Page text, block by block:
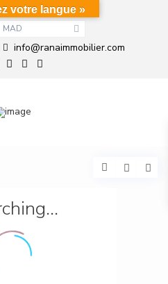
MAD
info@ranaimmobilier.com
votre langue »